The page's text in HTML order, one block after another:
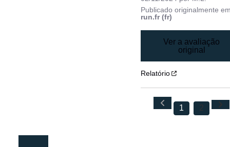
Publicado originalmente
run.fr (fr)
Ver a avaliação
original
Relatório
1 2